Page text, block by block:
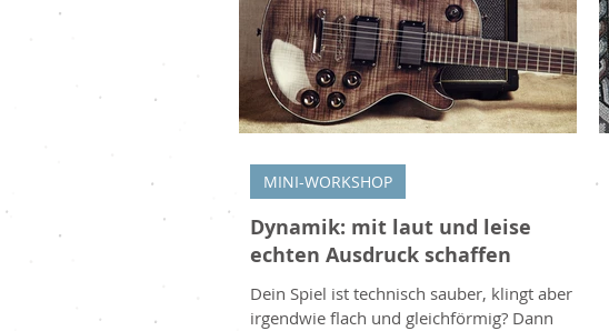
Dynamik: mit laut und leise
echten Ausdruck schaffen
Dein Spiel ist technisch sauber, klingt aber
irgendwie flach und gleichförmig? Dann
MINI-WORKSHOP